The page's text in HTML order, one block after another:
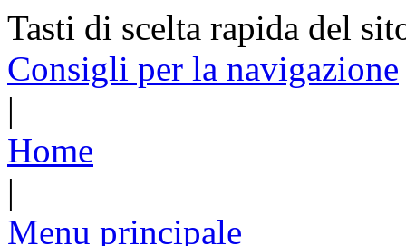
Tasti di scelta rapida del
Consigli per la navigazione
|
Home
|
Menu principale